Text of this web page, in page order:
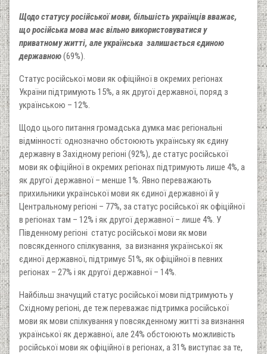
Щодо статусу російської мови, більшість українців вважає,
що російська мова має вільно використовуватися у
приватному житті, але українська залишається єдиною
державною(69%).
Статус російської мови як офіційної в окремих регіонах
України підтримують 15%, а як другої державної, поряд з
українською – 12%.
Щодо цього питання громадська думка має регіональні
відмінності: однозначно обстоюють українську як єдину
державну в Західному регіоні (92%), де статус російської
мови як офіційної в окремих регіонах підтримують лише 4%, а
як другої державної – менше 1%. Явно переважають
прихильники української мови як єдиної державної й у
Центральному регіоні – 77%, за статус російської як офіційної
в регіонах там – 12% і як другої державної – лише 4%. У
Південному регіоні статус російської мови як мови
повсякденного спілкування, за визнання української як
єдиної державної, підтримує 51%, як офіційної в певних
регіонах – 27% і як другої державної – 14%.
Найбільш значущий статус російської мови підтримують у
Східному регіоні, де теж переважає підтримка російської
мови як мови спілкування у повсякденному житті за визнання
української як державної, але 24% обстоюють можливість
російської мови як офіційної в регіонах, а 31% виступає за те,